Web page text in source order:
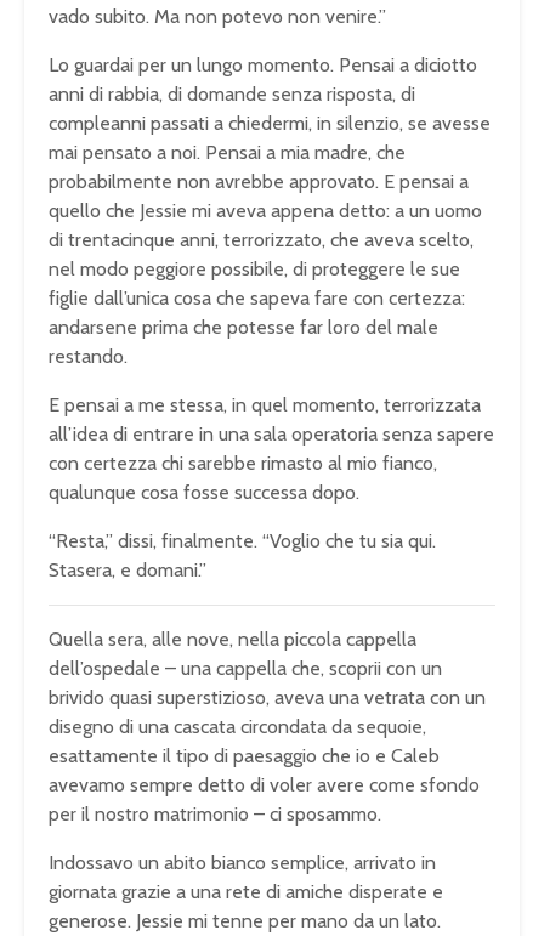
vado subito. Ma non potevo non venire.”
Lo guardai per un lungo momento. Pensai a diciotto
anni di rabbia, di domande senza risposta, di
compleanni passati a chiedermi, in silenzio, se avesse
mai pensato a noi. Pensai a mia madre, che
probabilmente non avrebbe approvato. E pensai a
quello che Jessie mi aveva appena detto: a un uomo
di trentacinque anni, terrorizzato, che aveva scelto,
nel modo peggiore possibile, di proteggere le sue
figlie dall’unica cosa che sapeva fare con certezza:
andarsene prima che potesse far loro del male
restando.
E pensai a me stessa, in quel momento, terrorizzata
all’idea di entrare in una sala operatoria senza sapere
con certezza chi sarebbe rimasto al mio fianco,
qualunque cosa fosse successa dopo.
“Resta,” dissi, finalmente. “Voglio che tu sia qui.
Stasera, e domani.”
Quella sera, alle nove, nella piccola cappella
dell’ospedale – una cappella che, scoprii con un
brivido quasi superstizioso, aveva una vetrata con un
disegno di una cascata circondata da sequoie,
esattamente il tipo di paesaggio che io e Caleb
avevamo sempre detto di voler avere come sfondo
per il nostro matrimonio – ci sposammo.
Indossavo un abito bianco semplice, arrivato in
giornata grazie a una rete di amiche disperate e
generose. Jessie mi tenne per mano da un lato.